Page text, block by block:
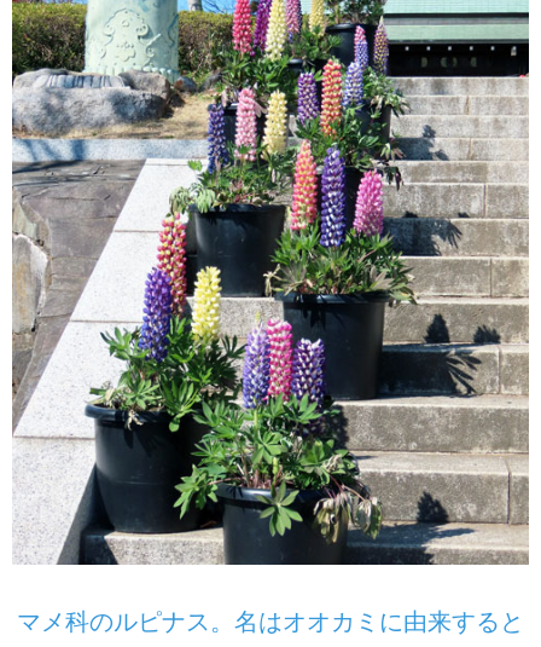
マメ科のルピナス。名はオオカミに由来すると